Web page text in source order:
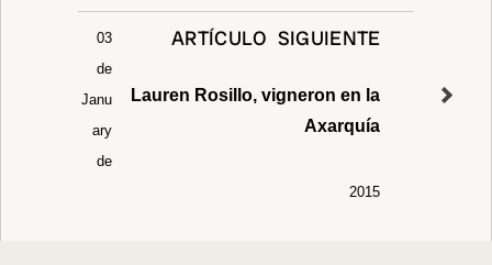
ARTÍCULO SIGUIENTE
Lauren Rosillo, vigneron en la
Axarquía
03
de
Janu
ary
de
2015